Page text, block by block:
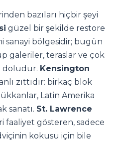
bazıları hiçbir şeyi
güzel bir şekilde restore
sanayi bölgesidir; bugün
galeriler, teraslar ve çok
doludur. Kensington
zıttıdır: birkaç blok
Latin Amerika
sanatı. St. Lawrence
faaliyet gösteren, sadece
kokusu için bile